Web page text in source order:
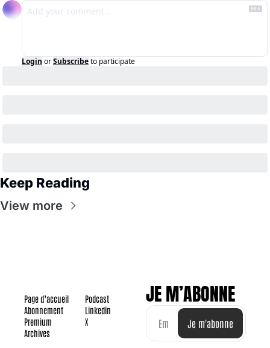
Login orSubscribeto participate
Keep Reading
View more
Page d’accueil
Abonnement
Premium
Archives
Podcast
Linkedin
X
JE M’ABONNE
Je m'abonne